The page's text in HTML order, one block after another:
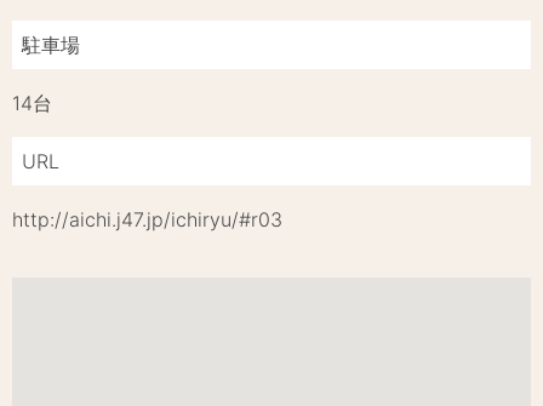
駐車場
14台
URL
http://aichi.j47.jp/ichiryu/#r03